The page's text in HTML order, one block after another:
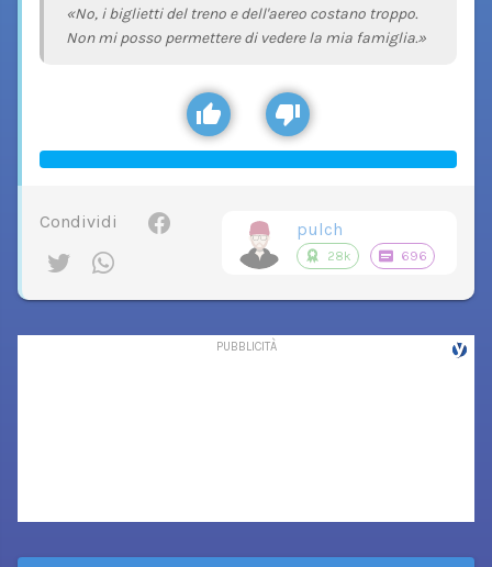
«No, i biglietti del treno e dell'aereo costano troppo.
Non mi posso permettere di vedere la mia famiglia.»
Condividi pulch
28k 696